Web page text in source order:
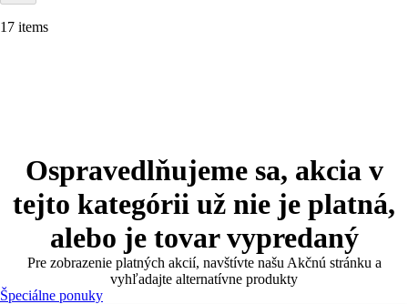
17 items
Ospravedlňujeme sa, akcia v
tejto kategórii už nie je platná,
alebo je tovar vypredaný
Pre zobrazenie platných akcií, navštívte našu Akčnú stránku a
vyhľadajte alternatívne produkty
Špeciálne ponuky